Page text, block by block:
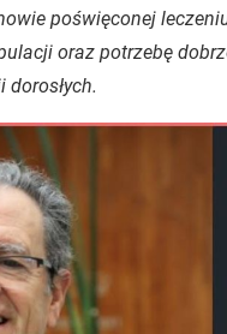
poświęconej
oraz potrzebę